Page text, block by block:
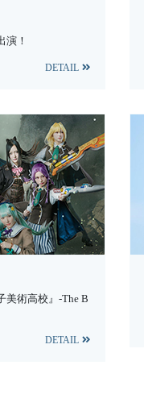
演！
DETAIL
美術高校』-The B
DETAIL